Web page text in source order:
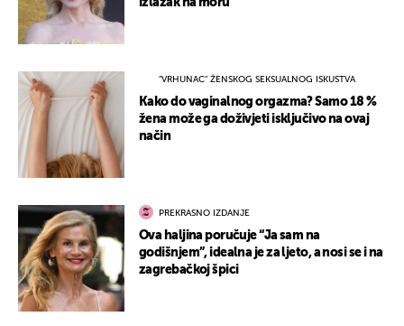
"VRHUNAC" ŽENSKOG SEKSUALNOG ISKUSTVA
Kako do vaginalnog orgazma? Samo 18 %
žena može ga doživjeti isključivo na ovaj
način
PREKRASNO IZDANJE
Ova haljina poručuje “Ja sam na
godišnjem”, idealna je za ljeto, a nosi se i na
zagrebačkoj špici